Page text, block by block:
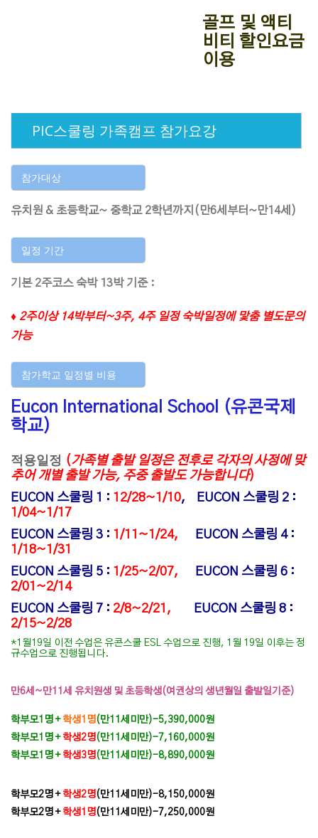
골프 및 액티
비티 할인요금
이용
PIC스쿨링 가족캠프 참가요강
참가대상
유치원 & 초등학교~ 중학교 2학년까지(만6세부터~만14세)
일정 기간
기본 2주코스 숙박 13박 기준 :
♦ 2주이상 14박부터~3주, 4주 일정 숙박일정에 맟춤 별도문의
가능
참가학교 일정별 비용
Eucon International School (유콘국제
학교)
적용일정 (가족별 출발 일정은 전후로 각자의 사정에 맞
추어 개별 출발 가능, 주중 출발도 가능합니다)
EUCON 스쿨링 1 : 12/28~1/10,
EUCON 스쿨링 2 :
1/04~1/17
EUCON 스쿨링 3 : 1/11~1/24, EUCON 스쿨링 4 :
1/18~1/31
EUCON 스쿨링 5 : 1/25~2/07, EUCON 스쿨링 6 :
2/01~2/14
EUCON 스쿨링 7 : 2/8~2/21, EUCON 스쿨링 8 :
2/15~2/28
*1월19일 이전 수업은 유콘스쿨 ESL 수업으로 진행, 1월 19일 이후는 정
규수업으로 진행됩니다.
만6세~만11세 유치원생 및 초등학생(여권상의 생년월일 출발일기준)
학부모1명 + 학생1명(만11세미만)-5,390,000원
학부모1명 +학생2명(만11세미만)-7,160,000원
학부모1명 + 학생3명(만11세미만)-8,890,000원
학부모2명 +학생2명(만11세미만)-8,150,000원
학부모2명 + 학생1명(만11세미만)-7,250,000원